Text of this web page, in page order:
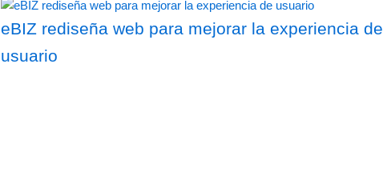
eBIZ rediseña web para mejorar la experiencia de
usuario